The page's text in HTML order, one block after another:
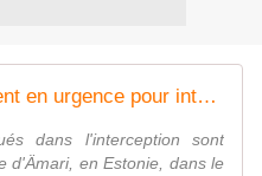
Des F-16 de l'Otan décollent en urgence pour intercepter des chasseurs russes Su-35 et An-12 au-dessus de la mer Baltique
dans l'interception sont
d'Ämari, en Estonie, dans le